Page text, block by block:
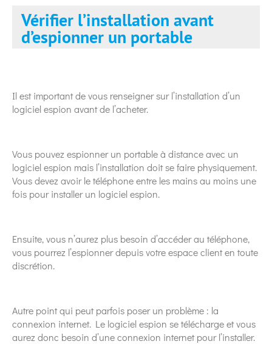
Vérifier l’installation avant
d’espionner un portable
Il est important de vous renseigner sur l’installation d’un
logiciel espion avant de l’acheter.
Vous pouvez espionner un portable à distance avec un
logiciel espion mais l’installation doit se faire physiquement.
Vous devez avoir le téléphone entre les mains au moins une
fois pour installer un logiciel espion.
Ensuite, vous n’aurez plus besoin d’accéder au téléphone,
vous pourrez l’espionner depuis votre espace client en toute
discrétion.
Autre point qui peut parfois poser un problème : la
connexion internet. Le logiciel espion se télécharge et vous
aurez donc besoin d’une connexion internet pour l’installer.